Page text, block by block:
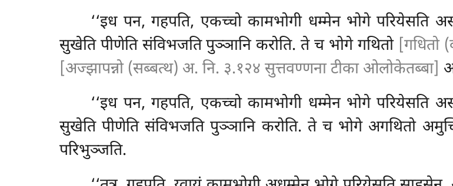
‘‘इध पन, गहपति, एकच्चो कामभोगी धम्मेन भोगे परियेसति
सुखेति पीणेति संविभजति पुञ्ञानि करोति. ते च भोगे गथितो [गधितो
[अज्झापन्नो (सब्बत्थ) अ. नि. ३.१२४ सुत्तवण्णना टीका ओलोकेतब्बा]
‘‘इध पन, गहपति, एकच्चो कामभोगी धम्मेन भोगे परियेसति
सुखेति पीणेति संविभजति पुञ्ञानि करोति. ते च भोगे अगथितो
परिभुञ्जति.